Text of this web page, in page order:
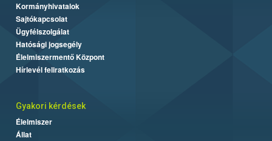
Kormányhivatalok
Sajtókapcsolat
Ügyfélszolgálat
Hatósági jogsegély
Élelmiszermentő Központ
Hírlevél feliratkozás
Gyakori kérdések
Élelmiszer
Állat